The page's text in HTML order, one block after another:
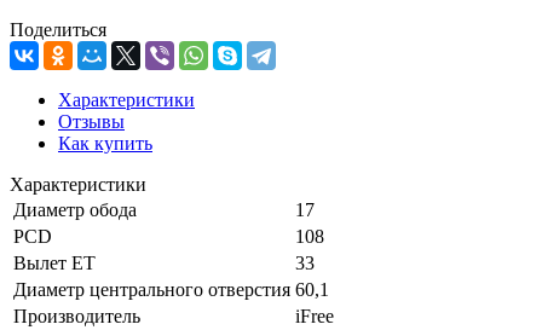
Поделиться
Характеристики
Отзывы
Как купить
Характеристики
Диаметр обода
17
PCD
108
Вылет ET
33
Диаметр центрального отверстия 60,1
Производитель
iFree